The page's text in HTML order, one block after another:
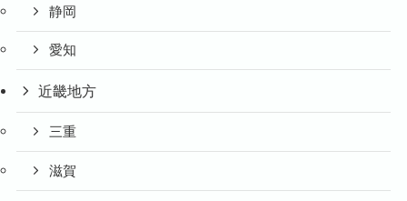
静岡
愛知
近畿地方
三重
滋賀